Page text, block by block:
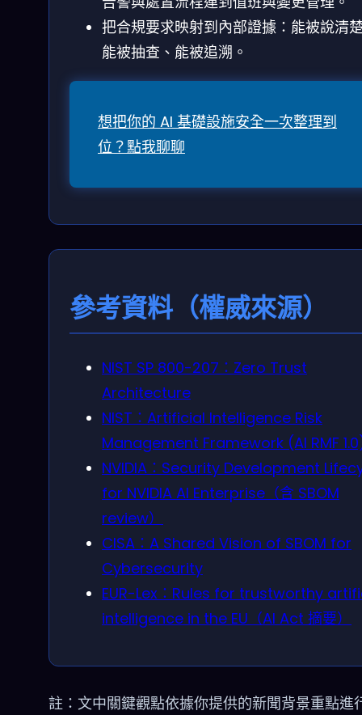
把合規要求映射到內部證據：能被說清
能被抽查、能被追溯。
想把你的 AI 基礎設施安全一次整理到
位？點我聊聊
參考資料（權威來源）
NIST SP 800-207：Zero Trust
Architecture
NIST：Artificial Intelligence Risk
Management Framework (AI RMF
NVIDIA：Security Development
for NVIDIA AI Enterprise（含 SBOM
review）
CISA：A Shared Vision of SBOM for
Cybersecurity
EUR-Lex：Rules for trustworthy
intelligence in the EU（AI Act 摘要）
註：文中關鍵觀點依據你提供的新聞背景重點進